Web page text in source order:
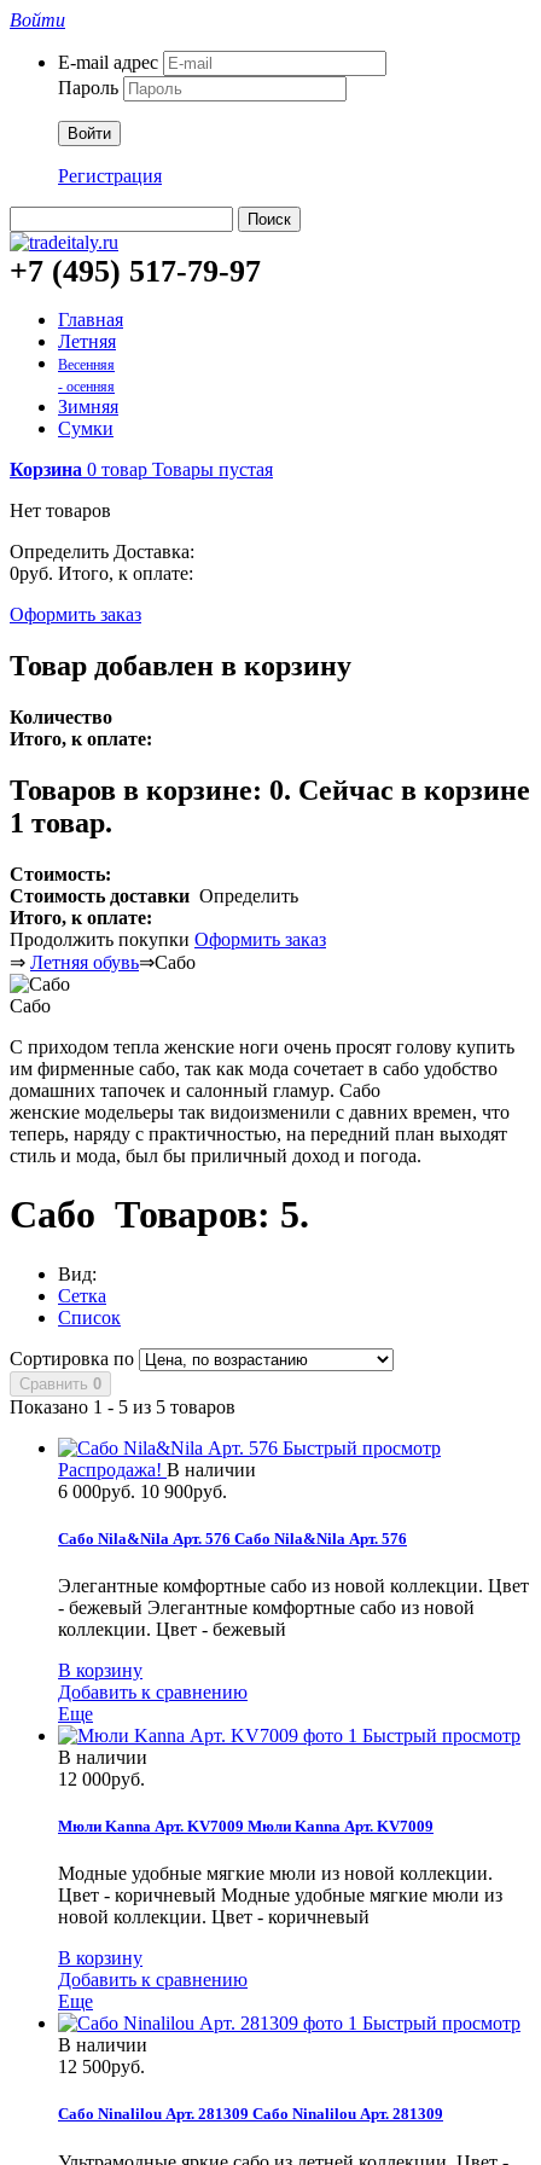
Войти
E-mail адрес
Пароль
Войти
Регистрация
Поиск
+7 (495) 517-79-97
Главная
Летняя
Весенняя
- осенняя
Зимняя
Сумки
Корзина 0 товар Товары пустая
Нет товаров
Определить Доставка:
0руб. Итого, к оплате:
Оформить заказ
Товар добавлен в корзину
Количество
Итого, к оплате:
Товаров в корзине: 0. Сейчас в корзине
1 товар.
Стоимость:
Стоимость доставки Определить
Итого, к оплате:
Продолжить покупки Оформить заказ
⇒ Летняя обувь⇒Сабо
Сабо
С приходом тепла женские ноги очень просят голову купить
им фирменные сабо, так как мода сочетает в сабо удобство
домашних тапочек и салонный гламур. Сабо
женские модельеры так видоизменили с давних времен, что
теперь, наряду с практичностью, на передний план выходят
стиль и мода, был бы приличный доход и погода.
Сабо Товаров: 5.
Вид:
Сетка
Список
Сортировка по
Сравнить 0
Показано 1 - 5 из 5 товаров
Быстрый просмотр
Распродажа! В наличии
6 000руб. 10 900руб.
Сабо Nila&Nila Арт. 576 Сабо Nila&Nila Арт. 576
Элегантные комфортные сабо из новой коллекции. Цвет
- бежевый Элегантные комфортные сабо из новой
коллекции. Цвет - бежевый
В корзину
Добавить к сравнению
Еще
Быстрый просмотр
В наличии
12 000руб.
Мюли Kanna Арт. KV7009 Мюли Kanna Арт. KV7009
Модные удобные мягкие мюли из новой коллекции.
Цвет - коричневый Модные удобные мягкие мюли из
новой коллекции. Цвет - коричневый
В корзину
Добавить к сравнению
Еще
Быстрый просмотр
В наличии
12 500руб.
Сабо Ninalilou Арт. 281309 Сабо Ninalilou Арт. 281309